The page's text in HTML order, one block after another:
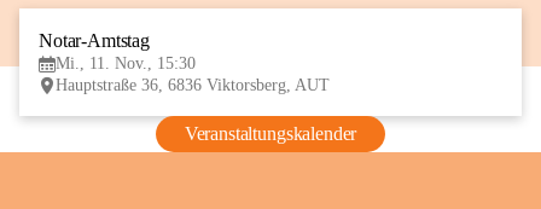
Notar-Amtstag
Mi., 11. Nov., 15:30
Hauptstraße 36, 6836 Viktorsberg, AUT
Veranstaltungskalender